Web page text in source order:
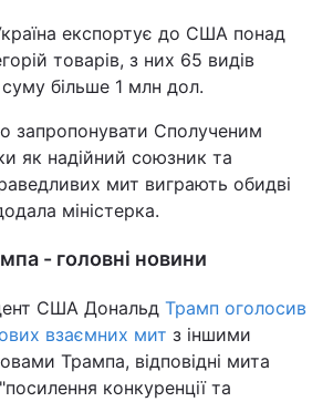
експортує до США понад
товарів, з них 65 видів
більше 1 млн дол.
запропонувати Сполученим
як надійний союзник та
мит виграють обидві
міністерка.
- головні новини
США Дональд Трамп оголосив
взаємних мит з іншими
Трампа, відповідні мита
конкуренції та